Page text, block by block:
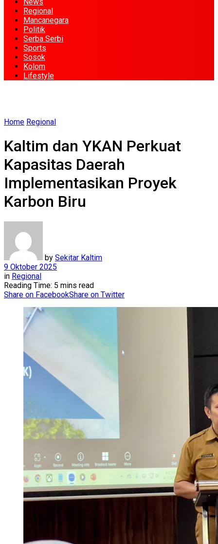
Regional
Mancanegara
Politik
Serba Serbi
Sports
Sosok
Kolom
Lifestyle
Home Regional
Kaltim dan YKAN Perkuat
Kapasitas Daerah
Implementasikan Proyek
Karbon Biru
by Sekitar Kaltim
9 Oktober 2025
in Regional
Reading Time: 5 mins read
Share on FacebookShare on Twitter